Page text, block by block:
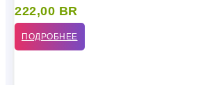
222,00 BR
ПОДРОБНЕЕ